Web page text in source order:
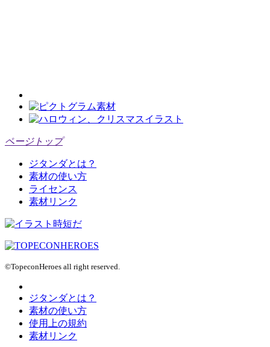
ページトップ
ジタンダとは？
素材の使い方
ライセンス
素材リンク
©TopeconHeroes all right reserved.
ジタンダとは？
素材の使い方
使用上の規約
素材リンク